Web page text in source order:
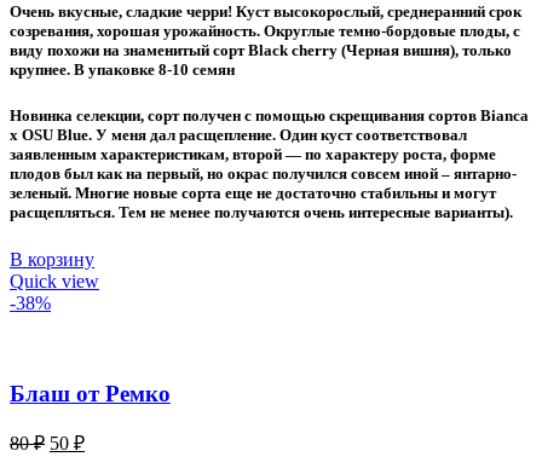
60 ₽.
Очень вкусные, сладкие черри! Куст высокорослый, среднеранний срок
созревания, хорошая урожайность. Округлые темно-бордовые плоды, с
виду похожи на знаменитый сорт Black cherry (Черная вишня), только
крупнее. В упаковке 8-10 семян
Новинка селекции, сорт получен с помощью скрещивания сортов Bianca
x OSU Blue. У меня дал расщепление. Один куст соответствовал
заявленным характеристикам, второй — по характеру роста, форме
плодов был как на первый, но окрас получился совсем иной – янтарно-
зеленый. Многие новые сорта еще не достаточно стабильны и могут
расщепляться. Тем не менее получаются очень интересные варианты).
В корзину
Quick view
-38%
Блаш от Ремко
80₽ Первоначальная
50 ₽Текущая